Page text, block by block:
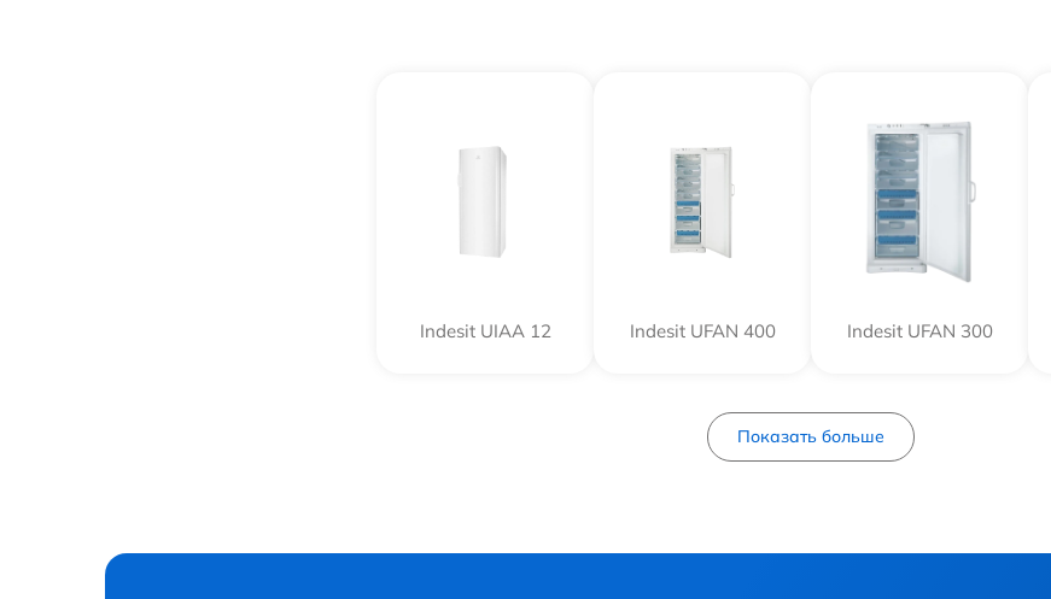
Indesit UIAA 12 Indesit UFAN 400 Indesit UFAN 300
Показать больше